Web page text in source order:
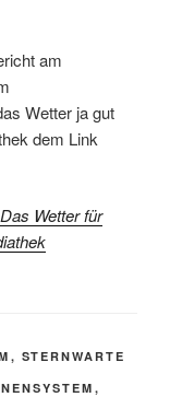
am
Wetter ja gut
dem Link
Wetter für
, STERNWARTE
,